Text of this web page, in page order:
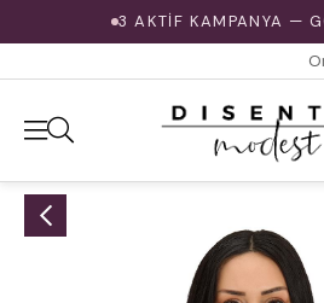
3 AKTİF KAMPANYA —